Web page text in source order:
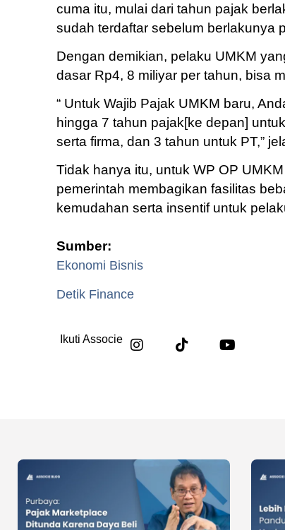
cuma itu, mulai dari tahun pajak
sudah terdaftar sebelum berlakunya
Dengan demikian, pelaku UMKM
dasar Rp4, 8 miliyar per tahun, bisa
“ Untuk Wajib Pajak UMKM baru,
hingga 7 tahun pajak[ke depan]
serta firma, dan 3 tahun untuk PT,”
Tidak hanya itu, untuk WP OP
pemerintah membagikan fasilitas
kemudahan serta insentif untuk
Sumber:
Ekonomi Bisnis
Detik Finance
Ikuti Associe